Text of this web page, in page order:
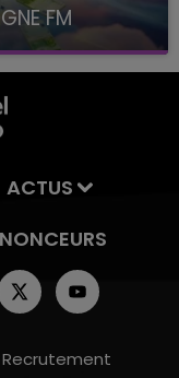
FM
8H10
ACTUS
Recrutement